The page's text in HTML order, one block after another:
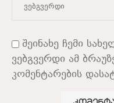
შეინახე ჩემი
ვებგვერდი ამ
კომენტარების